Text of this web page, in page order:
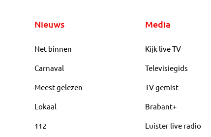
Nieuws
Net binnen
Carnaval
Meest gelezen
Lokaal
112
Media
Kijk live TV
Televisiegids
TV gemist
Brabant+
Luister live radio